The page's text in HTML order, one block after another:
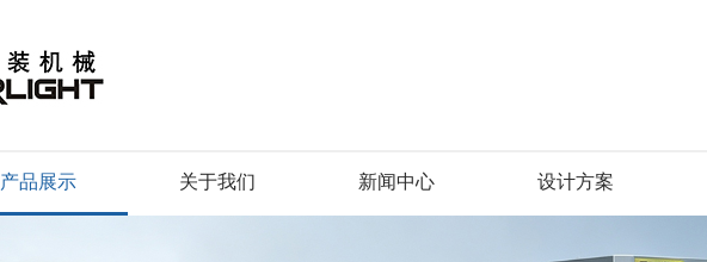
产品展示 关于我们 新闻中心 设计方案